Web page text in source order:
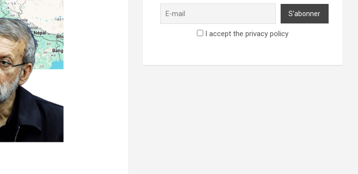
I accept the privacy policy